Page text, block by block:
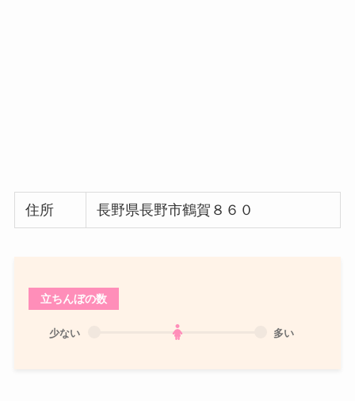
住所 長野県長野市鶴賀８６０
立ちんぼの数
少ない 多い